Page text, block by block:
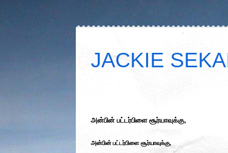
JACKIE
அன்பின் பட்டர்பிளை சூர்யாவுக்கு,
அன்பின் பட்டர்பிளை சூர்யாவுக்கு,